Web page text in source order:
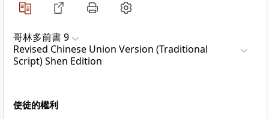
哥林多前書 9
Revised Chinese Union Version (Traditional
Script) Shen Edition
使徒的權利